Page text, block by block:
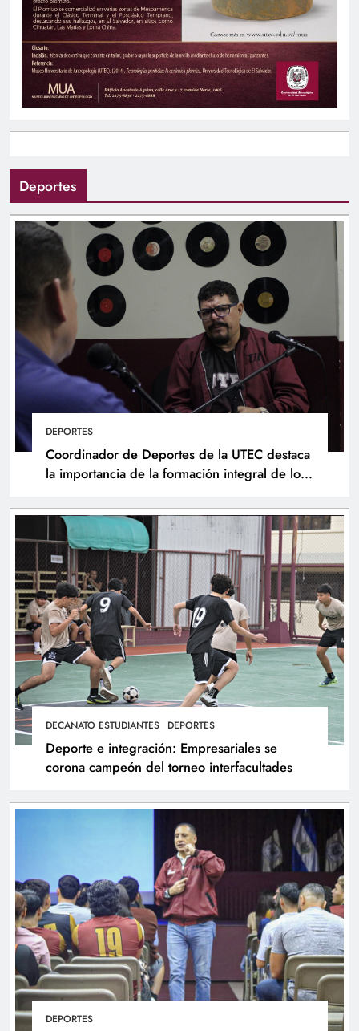
Deportes
DEPORTES
Coordinador de Deportes de la UTEC destaca
la importancia de la formación integral de los
DECANATO ESTUDIANTES DEPORTES
Deporte e integración: Empresariales se
corona campeón del torneo interfacultades
DEPORTES